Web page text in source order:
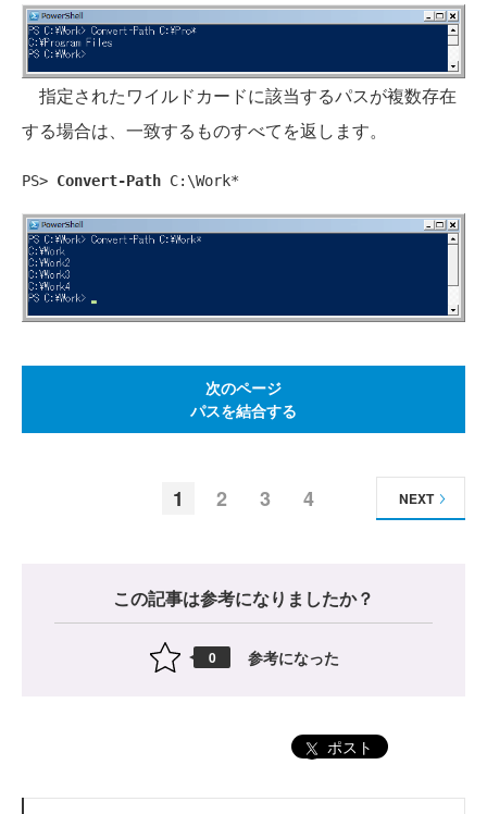
指定されたワイルドカードに該当するパスが複数存在
する場合は、一致するものすべてを返します。
PS> Convert-Path C:\Work*
次のページ
パスを結合する
1 2 3 4 NEXT
この記事は参考になりましたか？
0 参考になった
ポスト